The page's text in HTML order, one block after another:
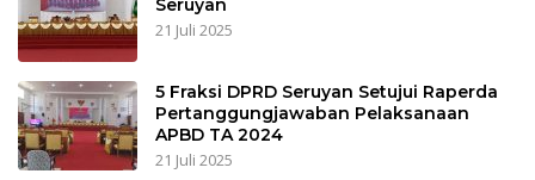
Seruyan
21 Juli 2025
5 Fraksi DPRD Seruyan Setujui Raperda
Pertanggungjawaban Pelaksanaan
APBD TA 2024
21 Juli 2025